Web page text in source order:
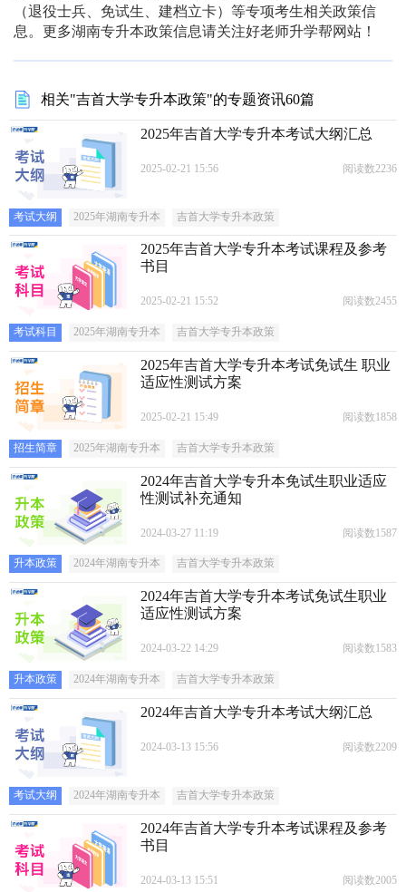
（退役士兵、免试生、建档立卡）等专项考生相关政策信
息。更多湖南专升本政策信息请关注好老师升学帮网站！
相关"吉首大学专升本政策"的专题资讯60篇
2025年吉首大学专升本考试大纲汇总
2025-02-21 15:56 阅读数2236
考试大纲 2025年湖南专升本 吉首大学专升本政策
2025年吉首大学专升本考试课程及参考
书目
2025-02-21 15:52 阅读数2455
考试科目 2025年湖南专升本 吉首大学专升本政策
2025年吉首大学专升本考试免试生 职业
适应性测试方案
2025-02-21 15:49 阅读数1858
招生简章 2025年湖南专升本 吉首大学专升本政策
2024年吉首大学专升本免试生职业适应
性测试补充通知
2024-03-27 11:19 阅读数1587
升本政策 2024年湖南专升本 吉首大学专升本政策
2024年吉首大学专升本考试免试生职业
适应性测试方案
2024-03-22 14:29 阅读数1583
升本政策 2024年湖南专升本 吉首大学专升本政策
2024年吉首大学专升本考试大纲汇总
2024-03-13 15:56 阅读数2209
考试大纲 2024年湖南专升本 吉首大学专升本政策
2024年吉首大学专升本考试课程及参考
书目
2024-03-13 15:51 阅读数2005